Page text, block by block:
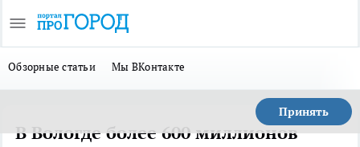
Обзорные статьи Мы ВКонтакте
Принять
В Вологде более 600 миллионов